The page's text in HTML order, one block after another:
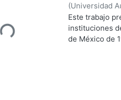
Loading... (Universidad
de Servicios
Este trabajo
instituciones
de México de